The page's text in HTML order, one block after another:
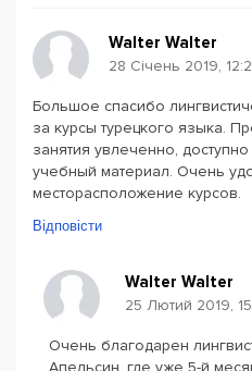
Walter Walter
28 Січень 2019,
Большое спасибо
за курсы турецкого языка.
занятия увлеченно,
учебный материал. Очень
месторасположение курсов.
Відповісти
Walter Walter
25 Лютий 2019,
Очень благодарен
Апельсин, где уже 5-й